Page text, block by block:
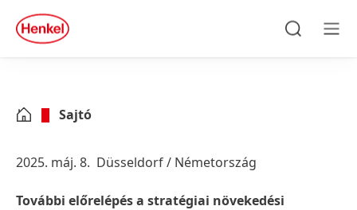
Skip to footer
quick
search
Sajtó
2025. máj. 8. Düsseldorf / Németország
További előrelépés a stratégiai növekedési